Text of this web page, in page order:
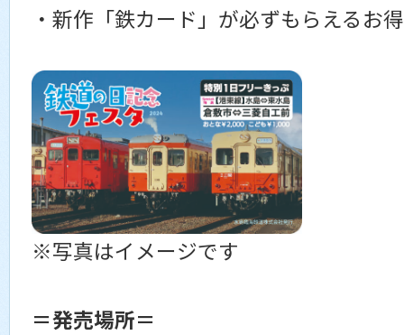
・新作「鉄カード」が必ずもらえるお
※写真はイメージです
＝発売場所＝